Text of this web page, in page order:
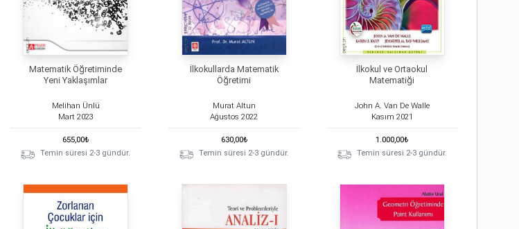
Matematik Öğretiminde
Yeni Yaklaşımlar
Melihan Ünlü
Mart 2023
655,00₺
Temin süresi 2-3 gündür.
İlkokullarda Matematik
Öğretimi
Murat Altun
Ağustos 2022
630,00₺
Temin süresi 2-3 gündür.
İlkokul ve Ortaokul
Matematiği
John A. Van De Walle
Kasım 2021
1.000,00₺
Temin süresi 2-3 gündür.